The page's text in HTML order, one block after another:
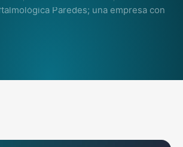
Paredes; una empresa con